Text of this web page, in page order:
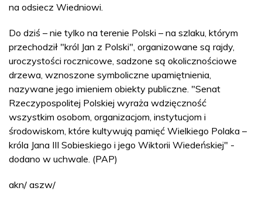
na odsiecz Wiedniowi.
Do dziś – nie tylko na terenie Polski – na szlaku, którym
przechodził "król Jan z Polski", organizowane są rajdy,
uroczystości rocznicowe, sadzone są okolicznościowe
drzewa, wznoszone symboliczne upamiętnienia,
nazywane jego imieniem obiekty publiczne. "Senat
Rzeczypospolitej Polskiej wyraża wdzięczność
wszystkim osobom, organizacjom, instytucjom i
środowiskom, które kultywują pamięć Wielkiego Polaka –
króla Jana III Sobieskiego i jego Wiktorii Wiedeńskiej" -
dodano w uchwale. (PAP)
akn/ aszw/